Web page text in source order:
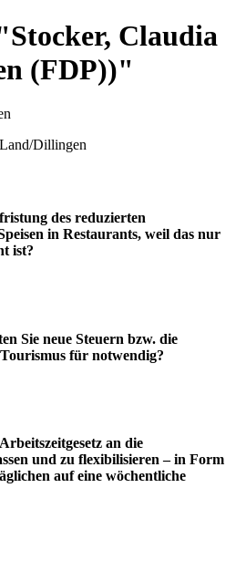
Claudia
(FDP))"
Dillingen
des reduzierten
in Restaurants, weil das nur
ist?
Sie neue Steuern bzw. die
für notwendig?
an die
und zu flexibilisieren – in Form
auf eine wöchentliche